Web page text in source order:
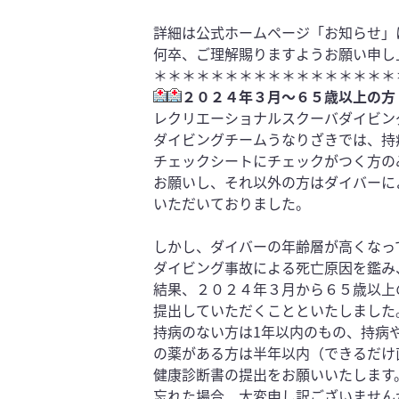
詳細は公式ホームページ「お知らせ
何卒、ご理解賜りますようお願い申
＊＊＊＊＊＊＊＊＊＊＊＊＊＊＊＊
２０２４年３月～６５歳以上の
レクリエーショナルスクーバダイビ
ダイビングチームうなりざきでは、
チェ ックシートにチェックがつく方
お願いし、それ以外の方はダイバー
いただいておりました。
しかし、 ダイバーの年齢層が高くな
ダイビング事故による死亡原因を鑑
結果、２０２４年３月から６５歳以
提出していただくことといたしまし
持病のない方は1年以内のもの、持病
の薬がある方は半年以内（できるだ
健康診断書の提出をお願いいたします